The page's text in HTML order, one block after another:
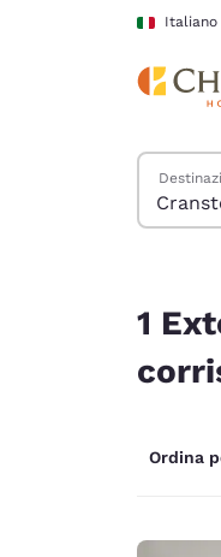
Vai A Contenuto Italiano
Cerca hotel
1
Ordina